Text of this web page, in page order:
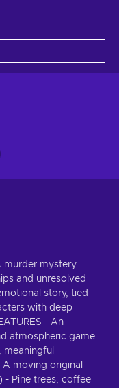
murder mystery
and unresolved
story, tied
with deep
- An
atmospheric game
moving original
- Pine trees, coffee